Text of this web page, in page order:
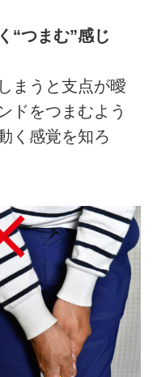
“つまむ”感じ
まうと支点が曖
ドをつまむよう
く感覚を知ろ